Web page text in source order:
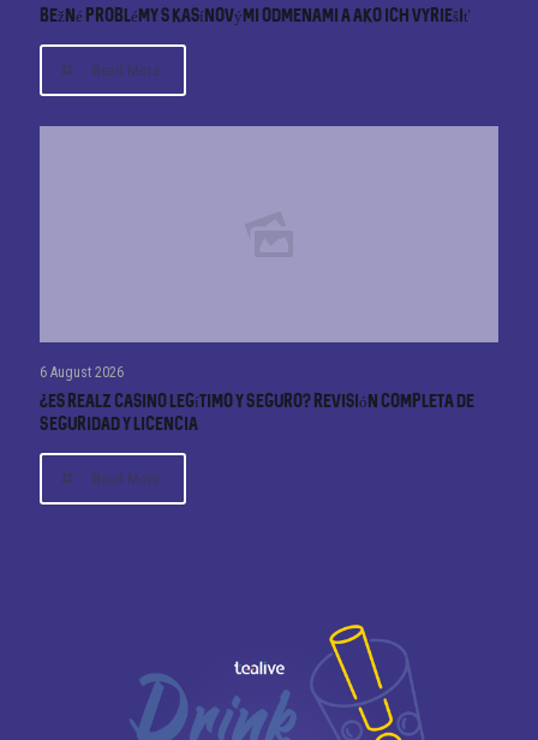
Bežné problémy s kasínovými odmenami a ako ich vyriešiť
Read More
6 August 2026
¿Es Realz Casino Legítimo y Seguro? Revisión Completa de
Seguridad y Licencia
Read More